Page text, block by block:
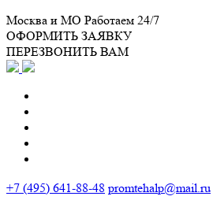
Москва и МО Работаем 24/7
ОФОРМИТЬ ЗАЯВКУ
ПЕРЕЗВОНИТЬ ВАМ
+7 (495) 641-88-48 promtehalp@mail.ru